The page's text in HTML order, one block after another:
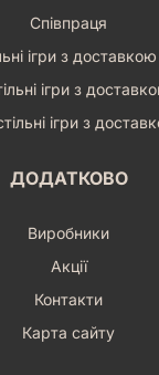
Співпраця
ігри з
ігри з
ігри з
ДОДАТКОВО
Виробники
Акції
Контакти
Карта сайту